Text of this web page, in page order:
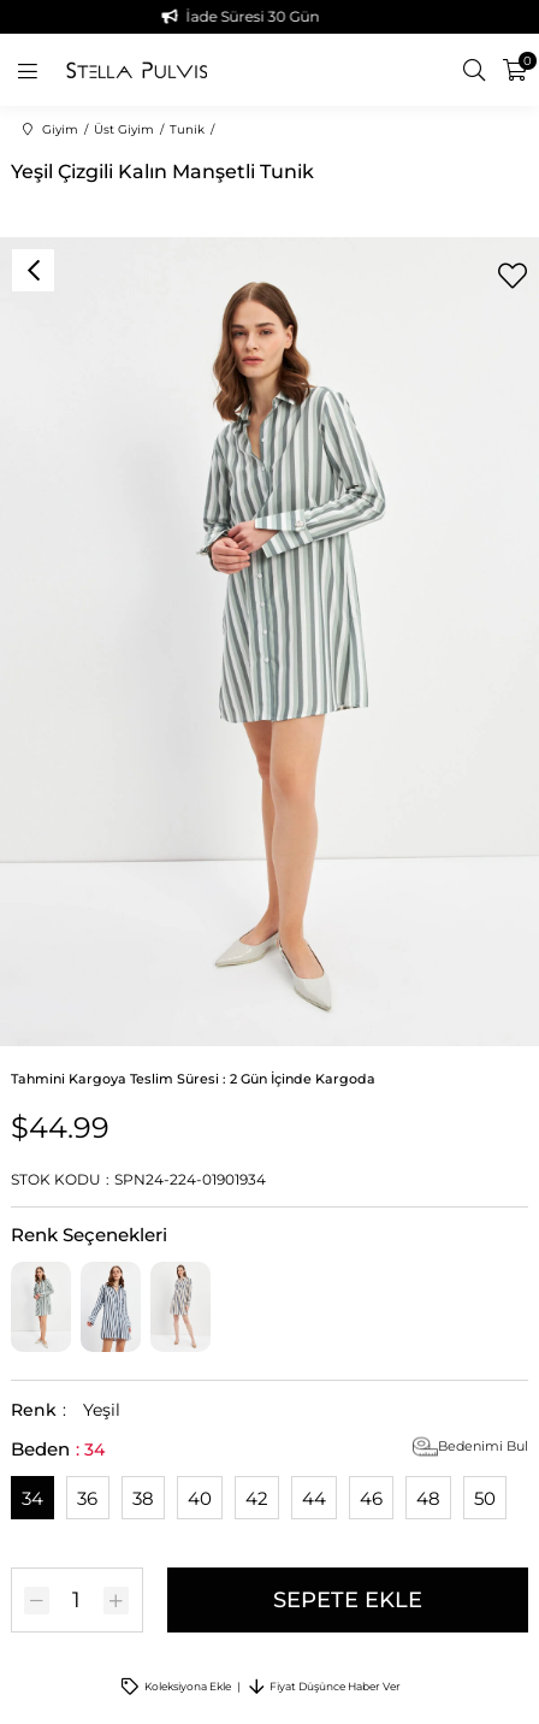
İade Süresi 30 Gün
0
Giyim Üst Giyim Tunik
Yeşil Çizgili Kalın Manşetli Tunik
Tahmini Kargoya Teslim Süresi : 2 Gün İçinde Kargoda
$44.99
SPN24-224-01901934
STOK KODU
Renk : Yeşil
Beden Bedenimi Bul
34 36 38 40 42 44 46 48 50
Renk Seçenekleri
Koleksiyona Ekle Fiyat Düşünce Haber Ver